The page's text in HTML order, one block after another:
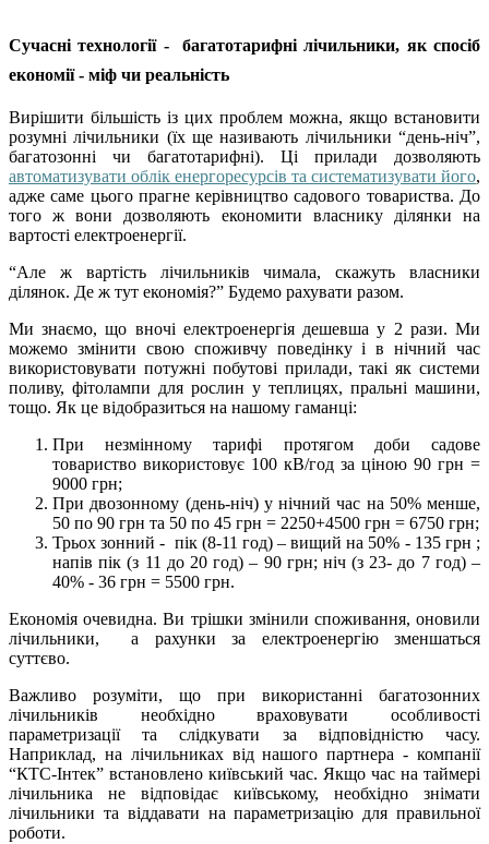
Сучасні технології - багатотарифні лічильники, як спосіб
економії - міф чи реальність
Вирішити більшість із цих проблем можна, якщо встановити
розумні лічильники (їх ще називають лічильники “день-ніч”,
багатозонні чи багатотарифні). Ці прилади дозволяють
автоматизувати облік енергоресурсів та систематизувати його,
адже саме цього прагне керівництво садового товариства. До
того ж вони дозволяють економити власнику ділянки на
вартості електроенергії.
“Але ж вартість лічильників чимала, скажуть власники
ділянок. Де ж тут економія?” Будемо рахувати разом.
Ми знаємо, що вночі електроенергія дешевша у 2 рази. Ми
можемо змінити свою споживчу поведінку і в нічний час
використовувати потужні побутові прилади, такі як системи
поливу, фітолампи для рослин у теплицях, пральні машини,
тощо. Як це відобразиться на нашому гаманці:
При незмінному тарифі протягом доби садове
товариство використовує 100 кВ/год за ціною 90 грн =
9000 грн;
При двозонному (день-ніч) у нічний час на 50% менше,
50 по 90 грн та 50 по 45 грн = 2250+4500 грн = 6750 грн;
Трьох зонний - пік (8-11 год) – вищий на 50% - 135 грн ;
напів пік (з 11 до 20 год) – 90 грн; ніч (з 23- до 7 год) –
40% - 36 грн = 5500 грн.
Економія очевидна. Ви трішки змінили споживання, оновили
лічильники, а рахунки за електроенергію зменшаться
суттєво.
Важливо розуміти, що при використанні багатозонних
лічильників необхідно враховувати особливості
параметризації та слідкувати за відповідністю часу.
Наприклад, на лічильниках від нашого партнера - компанії
“КТС-Інтек” встановлено київський час. Якщо час на таймері
лічильника не відповідає київському, необхідно знімати
лічильники та віддавати на параметризацію для правильної
роботи.